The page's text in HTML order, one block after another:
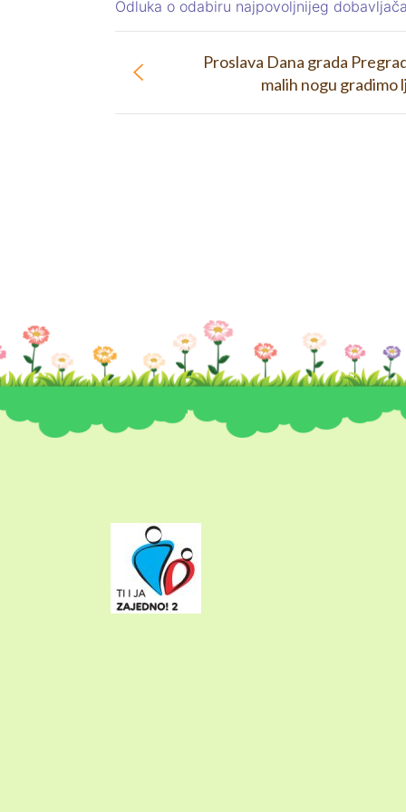
Odluka o odabiru najpovoljnijeg
Proslava Dana grada
malih nogu gradimo